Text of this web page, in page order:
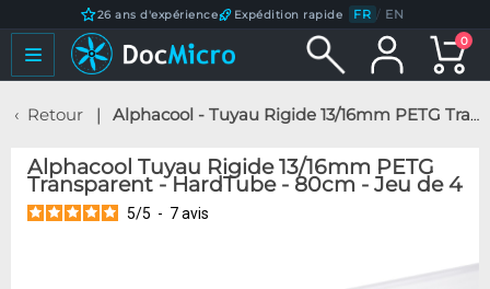
26 ans d'expérience Expédition rapide FR / EN
0
Retour Alphacool - Tuyau Rigide 13/16mm PETG Transparent - HardTube - 80cm - Jeu de 4
Alphacool Tuyau Rigide 13/16mm PETG
Transparent - HardTube - 80cm - Jeu de 4
5/5 - 7avis